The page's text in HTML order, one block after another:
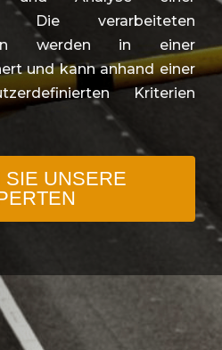
Die verarbeiteten
werden in einer
und kann anhand einer
Kriterien
SIE UNSERE